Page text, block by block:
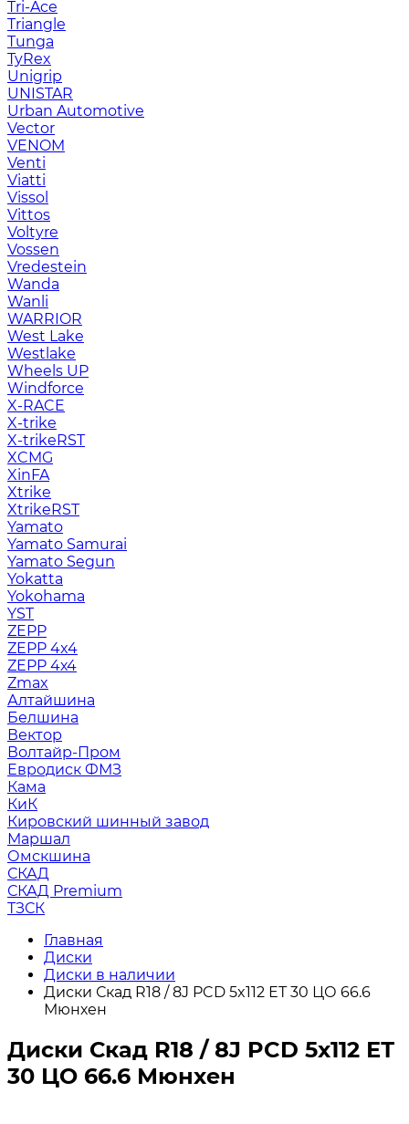
Tri-Ace
Triangle
Tunga
TyRex
Unigrip
UNISTAR
Urban Automotive
Vector
VENOM
Venti
Viatti
Vissol
Vittos
Voltyre
Vossen
Vredestein
Wanda
Wanli
WARRIOR
West Lake
Westlake
Wheels UP
Windforce
X-RACE
X-trike
X-trikeRST
XCMG
XinFA
Xtrike
XtrikeRST
Yamato
Yamato Samurai
Yamato Segun
Yokatta
Yokohama
YST
ZEPP
ZEPP 4x4
ZEPP 4х4
Zmax
Алтайшина
Белшина
Вектор
Волтайр-Пром
Евродиск ФМЗ
Кама
КиК
Кировский шинный завод
Маршал
Омскшина
СКАД
СКАД Premium
ТЗСК
Главная
Диски
Диски в наличии
Диски Скад R18 / 8J PCD 5x112 ЕТ 30 ЦО 66.6
Мюнхен
Диски Скад R18 / 8J PCD 5x112 ЕТ
30 ЦО 66.6 Мюнхен